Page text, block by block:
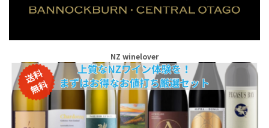
NZ winelover